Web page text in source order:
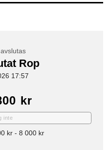
Rop
17:57
kr
inte
kr- 8 000 kr